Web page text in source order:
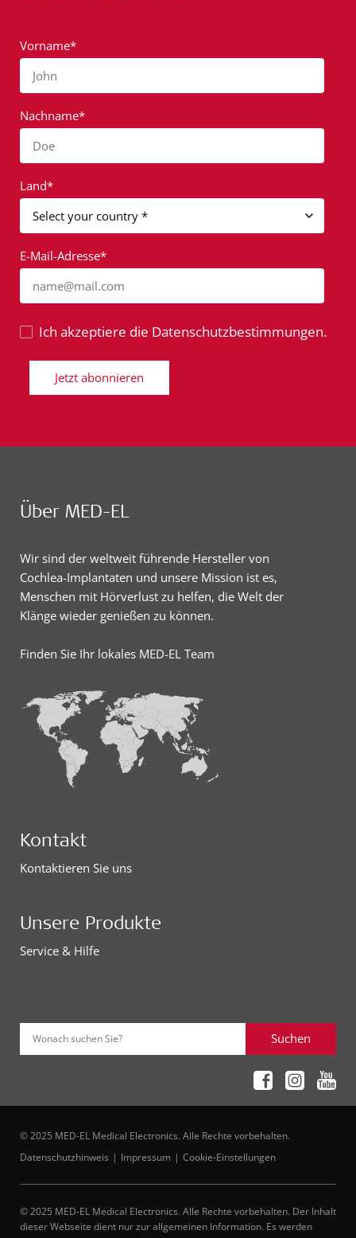
Vorname*
John
Nachname*
Doe
Land*
E-Mail-Adresse*
name@mail.com
Ich akzeptiere die Datenschutzbestimmungen.
Jetzt abonnieren
Über MED-EL
Wir sind der weltweit führende Hersteller von
Cochlea-Implantaten und unsere Mission ist es,
Menschen mit Hörverlust zu helfen, die Welt der
Klänge wieder genießen zu können.
Finden Sie Ihr lokales MED-EL Team
Kontakt
Kontaktieren Sie uns
Unsere Produkte
Service & Hilfe
Wonach suchen Sie? Suchen
© 2025 MED-EL Medical Electronics. Alle Rechte vorbehalten.
Datenschutzhinweis
Impressum Cookie-Einstellungen
© 2025 MED-EL Medical Electronics. Alle Rechte vorbehalten. Der Inhalt
dieser Webseite dient nur zur allgemeinen Information. Es werden